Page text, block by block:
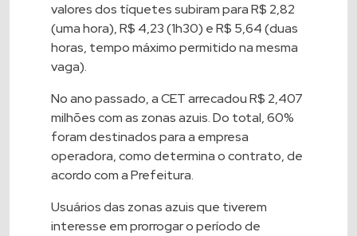
valores dos tíquetes subiram para R$ 2,82
(uma hora), R$ 4,23 (1h30) e R$ 5,64 (duas
horas, tempo máximo permitido na mesma
vaga).
No ano passado, a CET arrecadou R$ 2,407
milhões com as zonas azuis. Do total, 60%
foram destinados para a empresa
operadora, como determina o contrato, de
acordo com a Prefeitura.
Usuários das zonas azuis que tiverem
interesse em prorrogar o período de